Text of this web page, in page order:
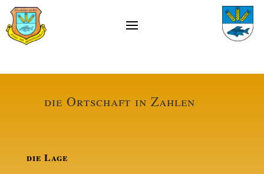
die Ortschaft in Zahlen
1576
die Lage